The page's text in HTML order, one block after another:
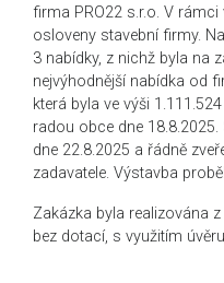
firma PRO22 s.r.o. V
osloveny stavební firmy.
3 nabídky, z nichž byla na
nejvýhodnější nabídka od
která byla ve výši
radou obce dne
dne 22.8.2025 a řádně
zadavatele. Výstavba
Zakázka byla realizována
bez dotací, s využitím